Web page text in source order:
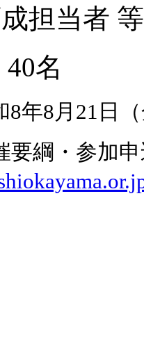
担当者 等
名
年8月21日
綱・参加